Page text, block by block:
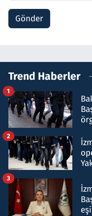
Gönder
Trend Haberler
1
2
3